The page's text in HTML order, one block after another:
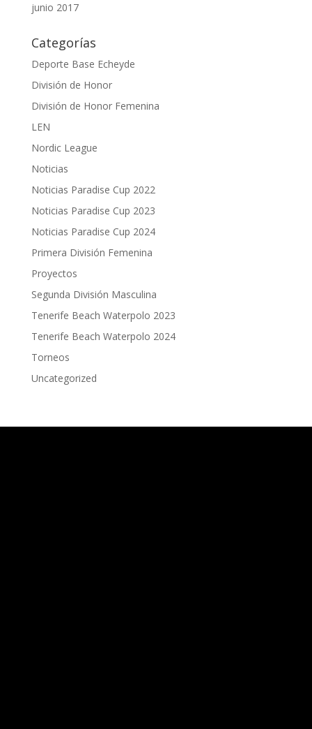
junio 2017
Categorías
Deporte Base Echeyde
División de Honor
División de Honor Femenina
LEN
Nordic League
Noticias
Noticias Paradise Cup 2022
Noticias Paradise Cup 2023
Noticias Paradise Cup 2024
Primera División Femenina
Proyectos
Segunda División Masculina
Tenerife Beach Waterpolo 2023
Tenerife Beach Waterpolo 2024
Torneos
Uncategorized